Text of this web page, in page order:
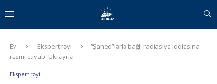
Ev Ekspert rəyi
“Şahed”lərlə bağlı radiasiya iddiasına
rəsmi cavab -Ukrayna
Ekspert rəyi